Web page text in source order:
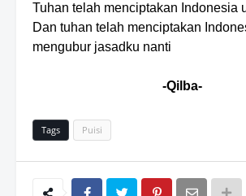
Tuhan telah menciptakan Indonesia
Dan tuhan telah menciptakan
mengubur jasadku nanti
-Qilba-
Tags Puisi